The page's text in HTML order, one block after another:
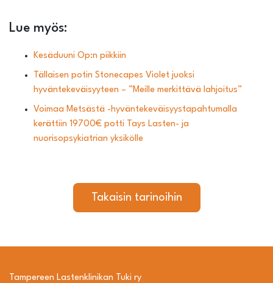
Lue myös:
Kesäduuni Op:n piikkiin
Tällaisen potin Stonecapes Violet juoksi
hyväntekeväisyyteen – ”Meille merkittävä lahjoitus”
Voimaa Metsästä -hyväntekeväisyystapahtumalla
kerättiin 19700€ potti Tays Lasten- ja
nuorisopsykiatrian yksikölle
Takaisin tarinoihin
Tampereen Lastenklinikan Tuki ry